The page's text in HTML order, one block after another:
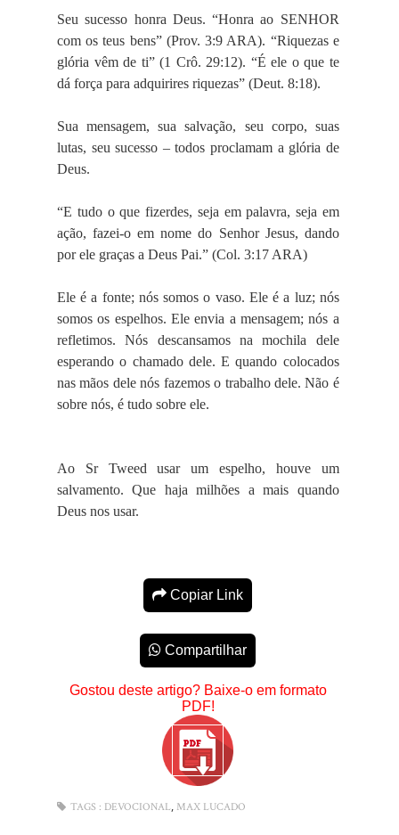
Seu sucesso honra Deus. “Honra ao SENHOR
com os teus bens” (Prov. 3:9 ARA). “Riquezas e
glória vêm de ti” (1 Crô. 29:12). “É ele o que te
dá força para adquirires riquezas” (Deut. 8:18).
Sua mensagem, sua salvação, seu corpo, suas
lutas, seu sucesso – todos proclamam a glória de
Deus.
“E tudo o que fizerdes, seja em palavra, seja em
ação, fazei-o em nome do Senhor Jesus, dando
por ele graças a Deus Pai.” (Col. 3:17 ARA)
Ele é a fonte; nós somos o vaso. Ele é a luz; nós
somos os espelhos. Ele envia a mensagem; nós a
refletimos. Nós descansamos na mochila dele
esperando o chamado dele. E quando colocados
nas mãos dele nós fazemos o trabalho dele. Não é
sobre nós, é tudo sobre ele.
Ao Sr Tweed usar um espelho, houve um
salvamento. Que haja milhões a mais quando
Deus nos usar.
Copiar Link
Compartilhar
Gostou deste artigo? Baixe-o em formato
PDF!
TAGS : DEVOCIONAL, MAX LUCADO